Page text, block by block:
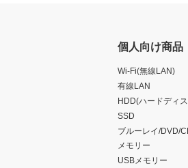
個人向け商品
Wi-Fi(無線LAN)
有線LAN
HDD(ハードディ
SSD
ブルーレイ/DVD/
メモリー
USBメモリー